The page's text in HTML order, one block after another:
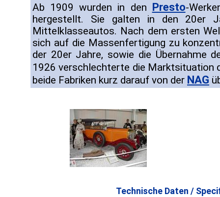
Ab 1909 wurden in den Presto-
hergestellt. Sie galten in den 20er
Mittelklasseautos. Nach dem ersten
sich auf die Massenfertigung zu
der 20er Jahre, sowie die Übernahme
1926 verschlechterte die Marktsituation
beide Fabriken kurz darauf von der NAG
Technische Daten /